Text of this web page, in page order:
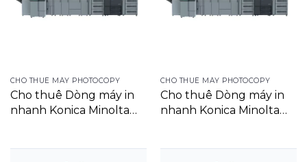
CHO THUÊ MÁY PHOTOCOPY
Cho thuê Dòng máy in
nhanh Konica Minolta
CHO THUÊ MÁY PHOTOCOPY
Cho thuê Dòng máy in
nhanh Konica Minolta